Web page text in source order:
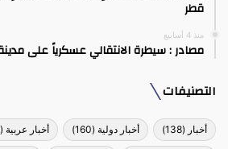
قطر
منذ 4 أسابيع
مصادر : سيطرة الانتقالي عسكرياً على
التصنيفات
أخبار (138) أخبار دولية (160) أخبار عربية (99)